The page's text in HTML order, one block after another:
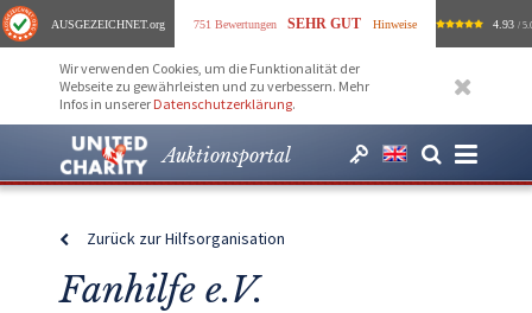
AUSGEZEICHNET.org 751 Bewertungen SEHR GUT Hinweise 4.93 /
Wir verwenden Cookies, um die Funktionalität der
Webseite zu gewährleisten und zu verbessern. Mehr
Infos in unserer Datenschutzerklärung.
Auktionsportal
Zurück zur Hilfsorganisation
Fanhilfe e.V.